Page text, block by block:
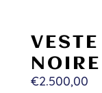
€2.500,00